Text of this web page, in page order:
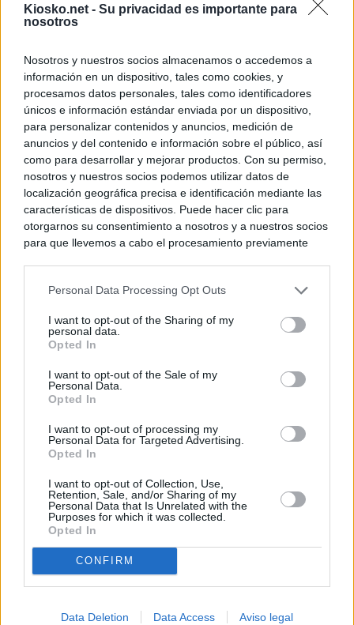
Kiosko.net - Su privacidad es importante para
nosotros
Nosotros y nuestros socios almacenamos o accedemos a
información en un dispositivo, tales como cookies, y
procesamos datos personales, tales como identificadores
únicos e información estándar enviada por un dispositivo,
para personalizar contenidos y anuncios, medición de
anuncios y del contenido e información sobre el público, así
como para desarrollar y mejorar productos. Con su permiso,
nosotros y nuestros socios podemos utilizar datos de
localización geográfica precisa e identificación mediante las
características de dispositivos. Puede hacer clic para
otorgarnos su consentimiento a nosotros y a nuestros socios
para que llevemos a cabo el procesamiento previamente
negar su consentimiento. Tenga en cuenta que algún
de su consentimiento, pero usted tiene el derecho de
rechazar tal procesamiento. Sus preferencias se aplicarán
cualquier momento entrando de nuevo en este sitio web o
visitando nuestra política de privacidad.
Personal Data Processing Opt Outs
I want to opt-out of the Sharing of my
personal data.
Opted In
I want to opt-out of the Sale of my
Personal Data.
Opted In
I want to opt-out of processing my
Personal Data for Targeted Advertising.
Opted In
I want to opt-out of Collection, Use,
Retention, Sale, and/or Sharing of my
Personal Data that Is Unrelated with the
Purposes for which it was collected.
Opted In
CONFIRM
Data Deletion Data Access Aviso legal